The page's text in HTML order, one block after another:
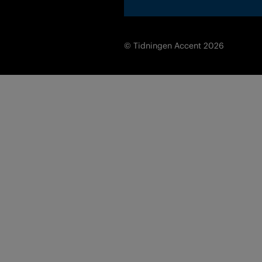
© Tidningen Accent 2026